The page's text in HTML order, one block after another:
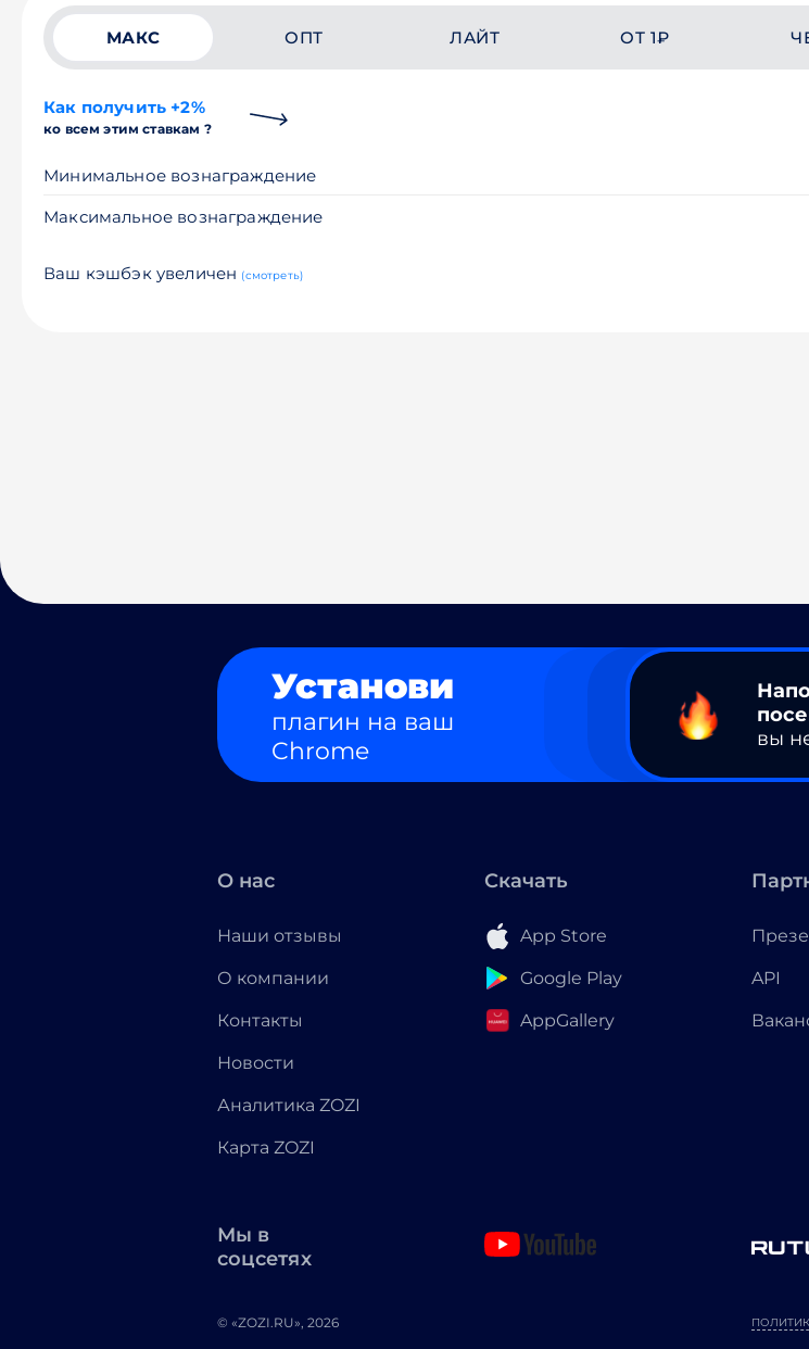
МАКС ОПТ ЛАЙТ ОТ 1₽
Как получить +2%
ко всем этим ставкам ?
Минимальное вознаграждение
Максимальное вознаграждение
Ваш кэшбэк увеличен (смотреть)
Установи
плагин на ваш
Chrome
вы
О нас
Наши отзывы
О компании
Контакты
Новости
Аналитика ZOZI
Карта ZOZI
Скачать
App Store
Google Play
AppGallery
API
Мы в
соцсетях
© «ZOZI.RU», 2026